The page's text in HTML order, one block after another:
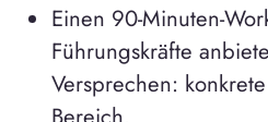
Einen 90-Minuten-
Führungskräfte
Versprechen: